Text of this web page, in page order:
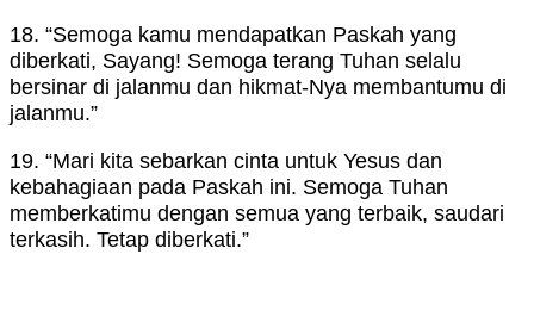
18. “Semoga kamu mendapatkan Paskah yang
diberkati, Sayang! Semoga terang Tuhan selalu
bersinar di jalanmu dan hikmat-Nya membantumu di
jalanmu.”
19. “Mari kita sebarkan cinta untuk Yesus dan
kebahagiaan pada Paskah ini. Semoga Tuhan
memberkatimu dengan semua yang terbaik, saudari
terkasih. Tetap diberkati.”